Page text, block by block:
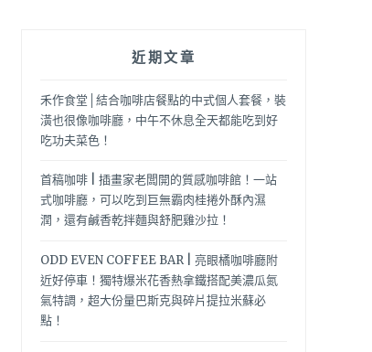
近期文章
禾作食堂│結合咖啡店餐點的中式個人套餐，裝
潢也很像咖啡廳，中午不休息全天都能吃到好
吃功夫菜色！
首稿咖啡 | 插畫家老闆開的質感咖啡館！一站
式咖啡廳，可以吃到巨無霸肉桂捲外酥內濕
潤，還有鹹香乾拌麵與舒肥雞沙拉！
ODD EVEN COFFEE BAR | 亮眼橘咖啡廳附
近好停車！獨特爆米花香熱拿鐵搭配美濃瓜氮
氣特調，超大份量巴斯克與碎片提拉米蘇必
點！